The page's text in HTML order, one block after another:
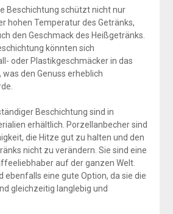
Beschichtung schützt nicht nur
hohen Temperatur des Getränks,
den Geschmack des Heißgetränks.
könnten sich
oder Plastikgeschmäcker in das
den Genuss erheblich
Beschichtung sind in
erhältlich. Porzellanbecher sind
die Hitze gut zu halten und den
nicht zu verändern. Sie sind eine
auf der ganzen Welt.
ebenfalls eine gute Option, da sie die
gleichzeitig langlebig und